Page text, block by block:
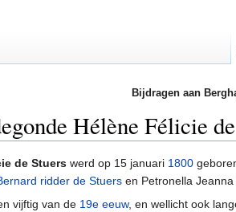
Bijdragen aan
Hélène Félicie de
de Stuers werd op 15 januari 1800
ridder de Stuers en Petronella
vijftig van de 19e eeuw, en wellicht ook